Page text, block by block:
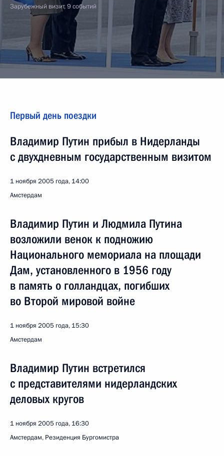
Зарубежный визит, 9 событий
Первый день поездки
Владимир Путин прибыл в Нидерланды
с двухдневным государственным визитом
1 ноября 2005 года, 14:00
Амстердам
Владимир Путин и Людмила Путина
возложили венок к подножию
Национального мемориала на площади
Дам, установленного в 1956 году
в память о голландцах, погибших
во Второй мировой войне
1 ноября 2005 года, 15:30
Амстердам
Владимир Путин встретился
с представителями нидерландских
деловых кругов
1 ноября 2005 года, 16:30
Амстердам, Резиденция Бургомистра